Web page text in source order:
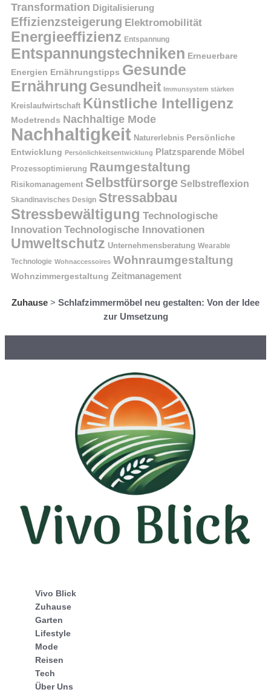
Transformation Digitalisierung
Effizienzsteigerung Elektromobilität
Energieeffizienz Entspannung
Entspannungstechniken Erneuerbare
Energien Ernährungstipps Gesunde
Ernährung Gesundheit Immunsystem stärken
Kreislaufwirtschaft Künstliche Intelligenz
Modetrends Nachhaltige Mode
Nachhaltigkeit Naturerlebnis Persönliche
Entwicklung Persönlichkeitsentwicklung Platzsparende Möbel
Prozessoptimierung Raumgestaltung
Risikomanagement Selbstfürsorge Selbstreflexion
Skandinavisches Design Stressabbau
Stressbewältigung Technologische
Innovation Technologische Innovationen
Umweltschutz Unternehmensberatung Wearable
Technologie Wohnaccessoires Wohnraumgestaltung
Wohnzimmergestaltung Zeitmanagement
Zuhause > Schlafzimmermöbel neu gestalten: Von der Idee
zur Umsetzung
Vivo Blick
Zuhause
Garten
Lifestyle
Mode
Reisen
Tech
Über Uns